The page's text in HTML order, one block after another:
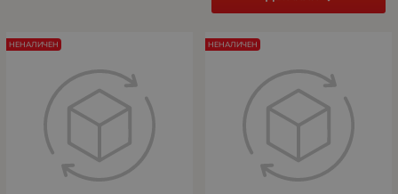
НЕНАЛИЧЕН НЕНАЛИЧЕН